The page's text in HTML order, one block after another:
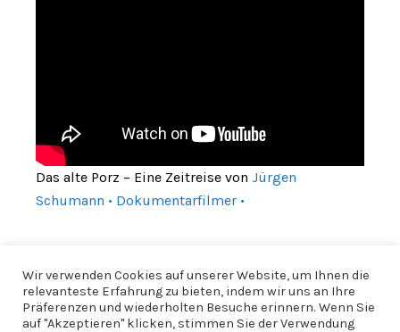
Das alte Porz – Eine Zeitreise von Jürgen
Schumann • Dokumentarfilmer •
Wir verwenden Cookies auf unserer Website, um Ihnen die
relevanteste Erfahrung zu bieten, indem wir uns an Ihre
Präferenzen und wiederholten Besuche erinnern. Wenn Sie
auf "Akzeptieren" klicken, stimmen Sie der Verwendung